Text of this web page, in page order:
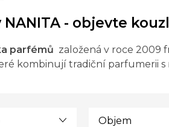
- objevte
parfémů založená v roce 2009
kombinují tradiční parfumerii
Objem